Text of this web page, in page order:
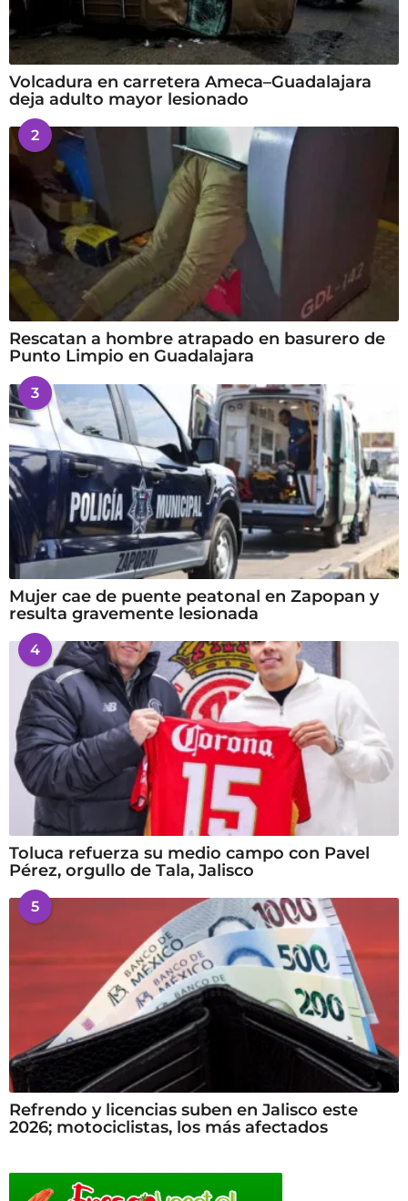
Volcadura en carretera Ameca–Guadalajara
deja adulto mayor lesionado
2
Rescatan a hombre atrapado en basurero de
Punto Limpio en Guadalajara
3
Mujer cae de puente peatonal en Zapopan y
resulta gravemente lesionada
4
Toluca refuerza su medio campo con Pavel
Pérez, orgullo de Tala, Jalisco
5
Refrendo y licencias suben en Jalisco este
2026; motociclistas, los más afectados